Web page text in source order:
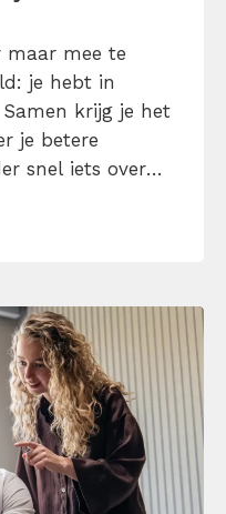
maar mee te
je hebt in
krijg je het
je betere
snel iets over
een vak apart.